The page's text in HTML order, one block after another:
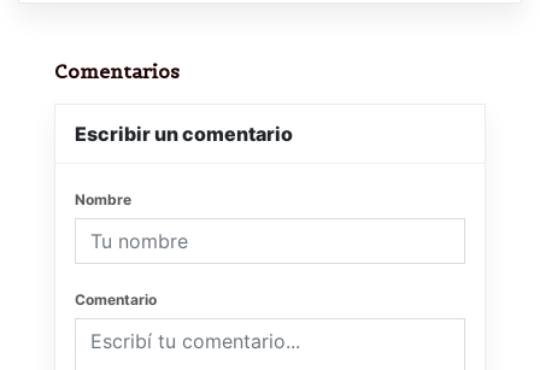
Comentarios
Escribir un comentario
Nombre
Comentario